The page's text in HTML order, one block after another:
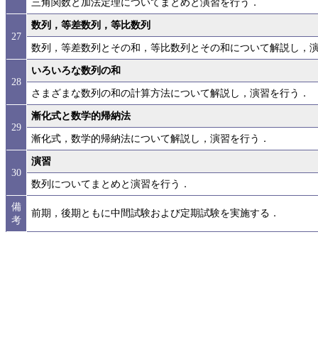
27
数列，等差数列，等比数列
数列，等差数列とその和，等比数列とその和について解説し，
28
いろいろな数列の和
さまざまな数列の和の計算方法について解説し，演習を行う．
29
漸化式と数学的帰納法
漸化式，数学的帰納法について解説し，演習を行う．
30
演習
数列についてまとめと演習を行う．
備
考
前期，後期ともに中間試験および定期試験を実施する．